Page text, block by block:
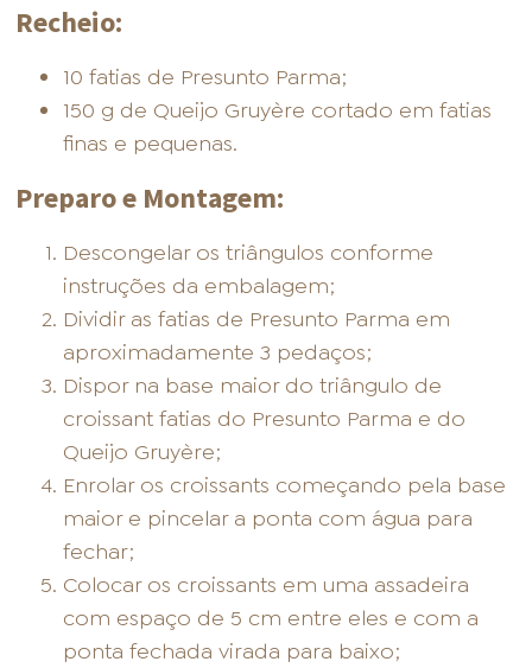
Recheio:
10 fatias de Presunto Parma;
150 g de Queijo Gruyère cortado em fatias
finas e pequenas.
Preparo e Montagem:
Descongelar os triângulos conforme
instruções da embalagem;
Dividir as fatias de Presunto Parma em
aproximadamente 3 pedaços;
Dispor na base maior do triângulo de
croissant fatias do Presunto Parma e do
Queijo Gruyère;
Enrolar os croissants começando pela base
maior e pincelar a ponta com água para
fechar;
Colocar os croissants em uma assadeira
com espaço de 5 cm entre eles e com a
ponta fechada virada para baixo;